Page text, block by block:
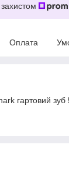
Оплата
гартовий